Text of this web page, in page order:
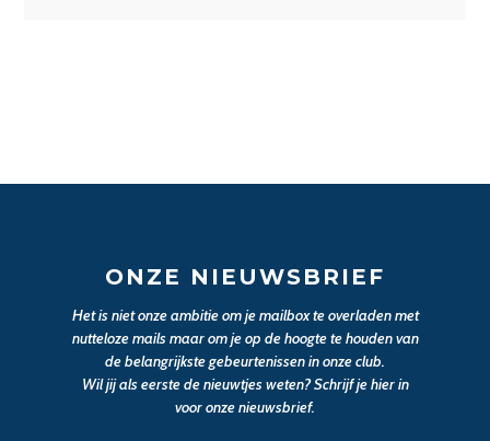
ONZE NIEUWSBRIEF
Het is niet onze ambitie om je mailbox te overladen met
nutteloze mails maar om je op de hoogte te houden van
de belangrijkste gebeurtenissen in onze club.
Wil jij als eerste de nieuwtjes weten? Schrijf je hier in
voor onze nieuwsbrief.